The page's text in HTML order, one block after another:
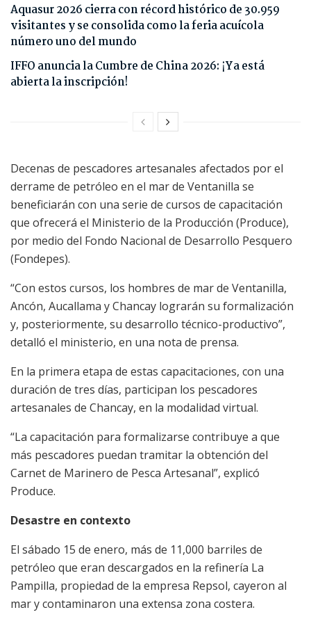
Aquasur 2026 cierra con récord histórico de 30.959
visitantes y se consolida como la feria acuícola
número uno del mundo
IFFO anuncia la Cumbre de China 2026: ¡Ya está
abierta la inscripción!
Decenas de pescadores artesanales afectados por el
derrame de petróleo en el mar de Ventanilla se
beneficiarán con una serie de cursos de capacitación
que ofrecerá el Ministerio de la Producción (Produce),
por medio del Fondo Nacional de Desarrollo Pesquero
(Fondepes).
“Con estos cursos, los hombres de mar de Ventanilla,
Ancón, Aucallama y Chancay lograrán su formalización
y, posteriormente, su desarrollo técnico-productivo”,
detalló el ministerio, en una nota de prensa.
En la primera etapa de estas capacitaciones, con una
duración de tres días, participan los pescadores
artesanales de Chancay, en la modalidad virtual.
“La capacitación para formalizarse contribuye a que
más pescadores puedan tramitar la obtención del
Carnet de Marinero de Pesca Artesanal”, explicó
Produce.
Desastre en contexto
El sábado 15 de enero, más de 11,000 barriles de
petróleo que eran descargados en la refinería La
Pampilla, propiedad de la empresa Repsol, cayeron al
mar y contaminaron una extensa zona costera.